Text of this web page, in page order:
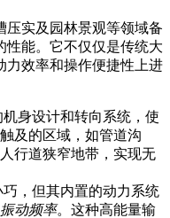
压实及园林景观等领域备
性能。它不仅仅是传统大
力效率和操作便捷性上进
身设计和转向系统，使
及的区域，如管道沟
行道狭窄地带，实现无
，但其内置的动力系统
振动频率。这种高能量输